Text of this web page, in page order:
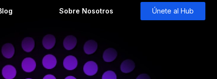
Sobre Nosotros Únete al Hub